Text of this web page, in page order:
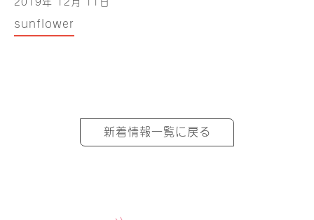
sunflower
新着情報一覧に戻る